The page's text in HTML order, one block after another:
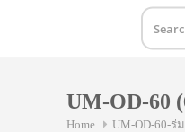
UM-OD-60
Home UM-OD-60-ร่